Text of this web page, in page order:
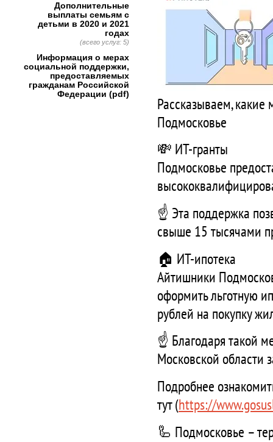
Рассказываем,
Подмосковье
💸 ИТ-гранты
Подмосковье
☝️ Эта поддержка
свыше 15 тысячами
🏠 ИТ-ипотека
Айтишники
оформить льготную
рублей на покупку
☝️ Благодаря такой
Московской области
Подробнее
тут (https://
🦾 Подмосковье –
Дополнительные
выплаты семьям с
детьми в 2020 и 2021
годах
(всего услуг: 5)
Информация о мерах
социальной поддержки,
предоставляемых
гражданам Российской
Федерации (pdf)